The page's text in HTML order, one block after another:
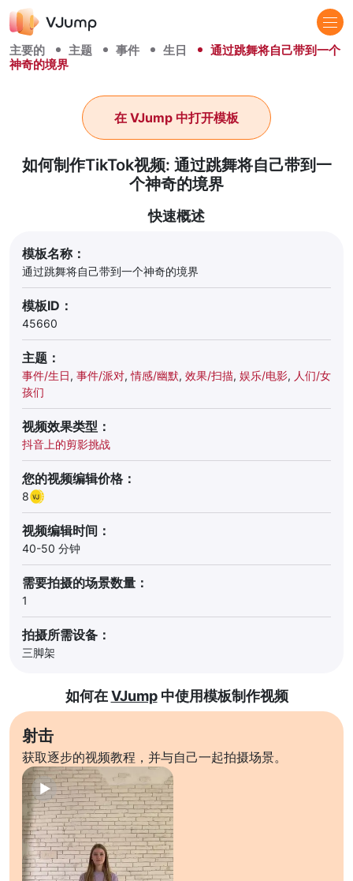
主要的 主题 事件 生日
通过跳舞将自己带到一个
神奇的境界
如何制作TikTok视频: 通过跳舞将自己带到一
个神奇的境界
在 VJump 中打开模板
快速概述
模板名称：
通过跳舞将自己带到一个神奇的境界
模板ID：
45660
主题：
事件/生日, 事件/派对,情感/幽默, 效果/扫描, 娱乐/电影, 人们/女
孩们
视频效果类型：
抖音上的剪影挑战
您的视频编辑价格：
8
视频编辑时间：
40-50 分钟
需要拍摄的场景数量：
1
拍摄所需设备：
三脚架
如何在VJump中使用模板制作视频
射击
获取逐步的视频教程，并与自己一起拍摄场景。